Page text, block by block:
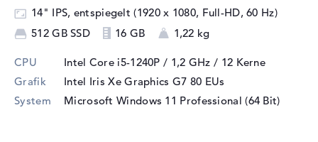
14" IPS, entspiegelt (1920 x 1080, Full-HD, 60 Hz)
512 GB SSD
16 GB 1,22 kg
CPU Intel Core i5-1240P / 1,2 GHz / 12 Kerne
Grafik
Intel Iris Xe Graphics G7 80 EUs
System
Microsoft Windows 11 Professional (64 Bit)